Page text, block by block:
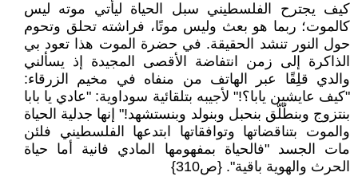
كيف يجترح الفلسطيني سبل الحياة ليأتي موته ليس
كالموت؛ ربما هو بعث وليس موتًا، فراشته تحلق وتحوم
حول النور تنشد الحقيقة. في حضرة الموت هذا تعود بي
الذاكرة إلى زمن انتفاضة الأقصى المجيدة إذ يسألني
والدي قلِقًا عبر الهاتف من منفاه في مخيم الزرقاء:
"كيف عايشين يابا؟!" لأجيبه بتلقائية سوداوية: "عادي يا بابا
بنتزوج وبنطّلّق بنحبل وبنولد وبنستشهد!" إنها جدلية الحياة
والموت بتناقضاتها وتوافقاتها ابتدعها الفلسطيني فلئن
مات الجسد "فالحياة بمفهومها المادي فانية أما حياة
الحرث والهوية باقية". {ص310}